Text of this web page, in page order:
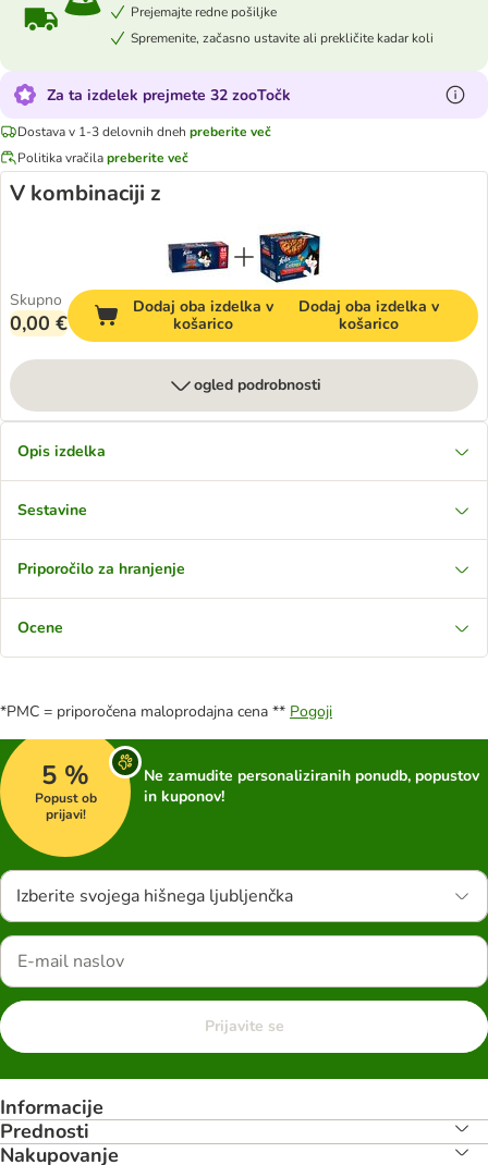
Prejemajte redne pošiljke
Spremenite, začasno ustavite ali prekličite kadar koli
Za ta izdelek prejmete 32 zooTočk
Dostava v 1-3 delovnih dneh preberite več
Politika vračilapreberite več
V kombinaciji z
Skupno
0,00 €
Dodaj oba izdelka v
košarico
Dodaj oba izdelka v
košarico
ogled podrobnosti
Opis izdelka
Sestavine
Priporočilo za hranjenje
Ocene
*PMC = priporočena maloprodajna cena ** Pogoji
5 %
Popust ob
prijavi!
Ne zamudite personaliziranih ponudb, popustov
in kuponov!
Izberite svojega hišnega ljubljenčka
Prijavite se
Informacije
Prednosti
Nakupovanje